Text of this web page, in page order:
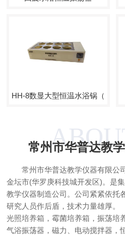
HH-8数显大型恒温水浴锅（防腐
常州市华普达教
常州市华普达教学仪器有限公
金坛市(华罗庚科技城开发区)。是
教学仪器制造公司。公司紧紧依托
研究人员作后盾，技术力量雄厚
光照培养箱，霉菌培养箱，振荡培
气浴振荡器，磁力、电动搅拌器，